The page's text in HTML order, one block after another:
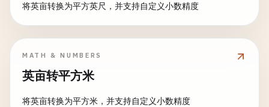
将英亩转换为平方英尺，并支持自定义小数精度
MATH & NUMBERS
英亩转平方米
将英亩转换为平方米，并支持自定义小数精度